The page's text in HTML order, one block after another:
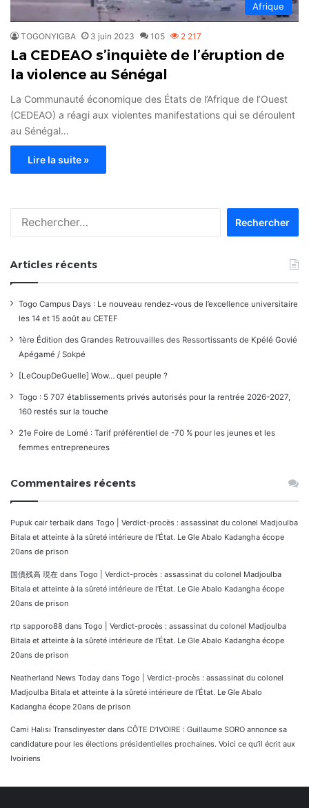
Afrique
TOGONYIGBA 3 juin 2023 105 2 217
La CEDEAO s’inquiète de l’éruption de
la violence au Sénégal
La Communauté économique des États de l’Afrique de l’Ouest
(CEDEAO) a réagi aux violentes manifestations qui se déroulent
au Sénégal…
Lire la suite »
Articles récents
Togo Campus Days : Le nouveau rendez-vous de l’excellence universitaire
les 14 et 15 août au CETEF
1ère Édition des Grandes Retrouvailles des Ressortissants de Kpélé Govié
Apégamé / Sokpé
[LeCoupDeGuelle] Wow… quel peuple ?
Togo : 5 707 établissements privés autorisés pour la rentrée 2026-2027,
160 restés sur la touche
21e Foire de Lomé : Tarif préférentiel de -70 % pour les jeunes et les
femmes entrepreneures
Commentaires récents
Pupuk cair terbaik dans Togo | Verdict-procès : assassinat du colonel Madjoulba
Bitala et atteinte à la sûreté intérieure de l’État. Le Gle Abalo Kadangha écope
20ans de prison
国債残高 現在 dans Togo | Verdict-procès : assassinat du colonel Madjoulba
Bitala et atteinte à la sûreté intérieure de l’État. Le Gle Abalo Kadangha écope
20ans de prison
rtp sapporo88 dans Togo | Verdict-procès : assassinat du colonel Madjoulba
Bitala et atteinte à la sûreté intérieure de l’État. Le Gle Abalo Kadangha écope
20ans de prison
Neatherland News Today dans Togo | Verdict-procès : assassinat du colonel
Madjoulba Bitala et atteinte à la sûreté intérieure de l’État. Le Gle Abalo
Kadangha écope 20ans de prison
Cami Halısı Transdinyester dans CÔTE D’IVOIRE : Guillaume SORO annonce sa
candidature pour les élections présidentielles prochaines. Voici ce qu’il écrit aux
Ivoiriens